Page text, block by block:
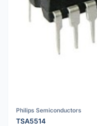
Philips Semiconductors
TSA5514